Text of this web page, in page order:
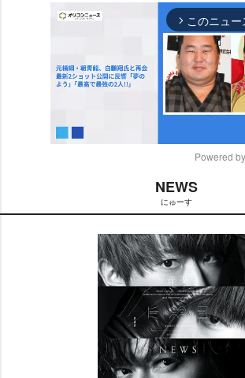
arrow_forward_ios このニュ
Powered by
NEWS
にゅーす